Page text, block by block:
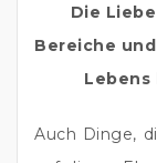
Die
Bereiche
Lebens
Auch Dinge,